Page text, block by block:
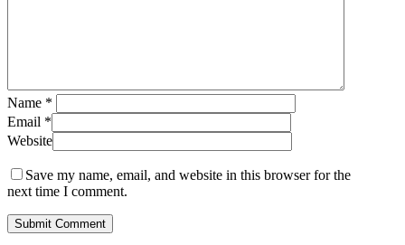
Name *
Email *
Website
Save my name, email, and website in this browser for the
next time I comment.